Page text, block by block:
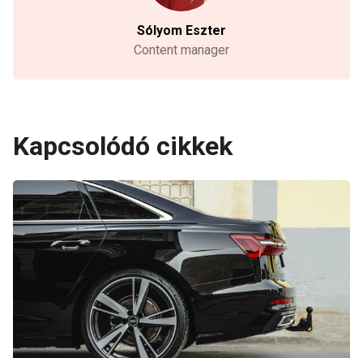
Sólyom Eszter
Content manager
Kapcsolódó cikkek